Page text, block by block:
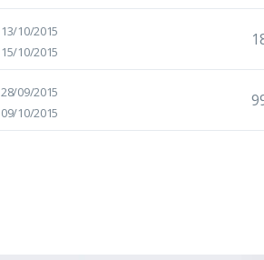
13/10/2015
15/10/2015
28/09/2015
09/10/2015